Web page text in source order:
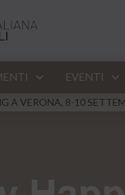
EVENTI
A VERONA, 8-10